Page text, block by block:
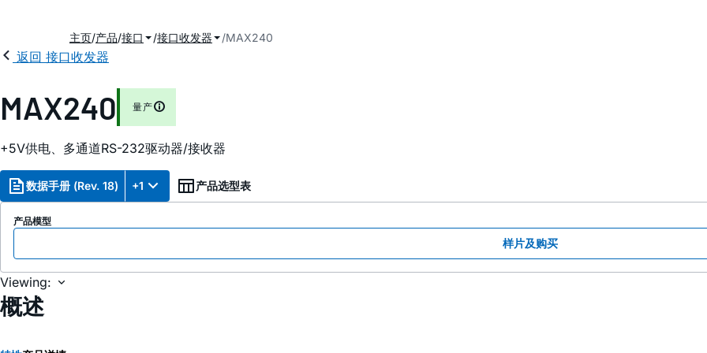
主页 产品 接口 接口收发器 MAX240
返回 接口收发器
MAX240 量产
+5V供电、多通道RS-232驱动器/接收器
数据手册 (Rev. 18) +1 产品选型表
产品模型
样片及购买
Viewing:
概述